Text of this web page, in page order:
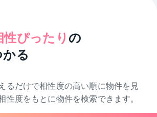
性ぴったり の
る
るだけで相性度の高い順に物件を 見
性度をもとに物件を検索できます。